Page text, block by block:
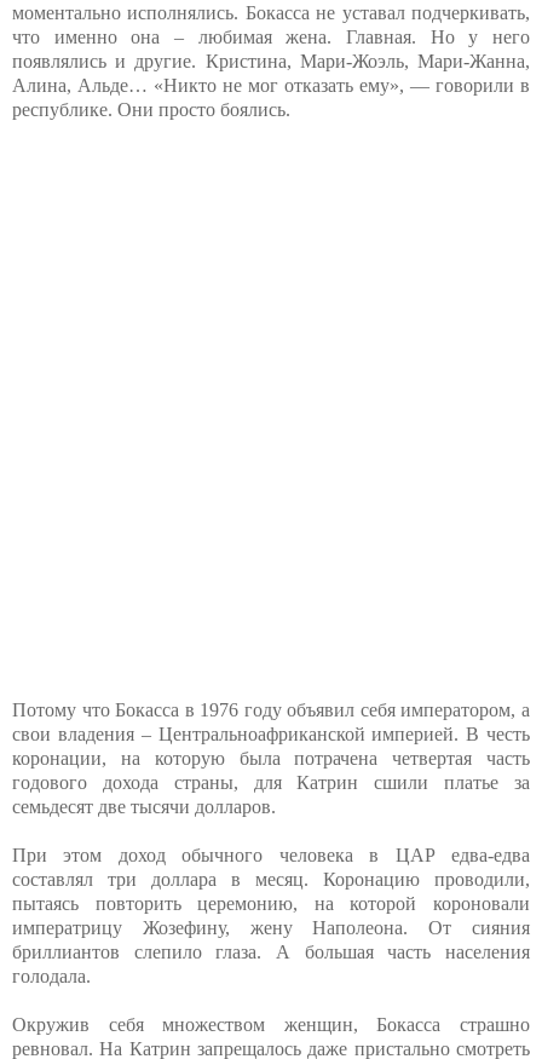
моментально исполнялись. Бокасса не уставал подчеркивать,
что именно она – любимая жена. Главная. Но у него
появлялись и другие. Кристина, Мари-Жоэль, Мари-Жанна,
Алина, Альде… «Никто не мог отказать ему», — говорили в
республике. Они просто боялись.
Потому что Бокасса в 1976 году объявил себя императором, а
свои владения – Центральноафриканской империей. В честь
коронации, на которую была потрачена четвертая часть
годового дохода страны, для Катрин сшили платье за
семьдесят две тысячи долларов.
При этом доход обычного человека в ЦАР едва-едва
составлял три доллара в месяц. Коронацию проводили,
пытаясь повторить церемонию, на которой короновали
императрицу Жозефину, жену Наполеона. От сияния
бриллиантов слепило глаза. А большая часть населения
голодала.
Окружив себя множеством женщин, Бокасса страшно
ревновал. На Катрин запрещалось даже пристально смотреть